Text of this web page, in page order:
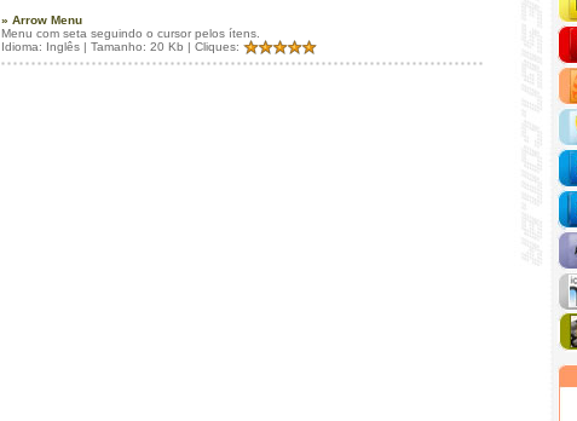
» Arrow Menu
Menu com seta seguindo o cursor pelos ítens.
Idioma: Inglês | Tamanho: 20 Kb | Cliques: